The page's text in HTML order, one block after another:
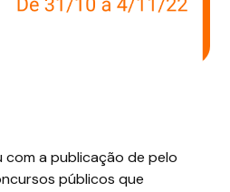
com a publicação de pelo
públicos que